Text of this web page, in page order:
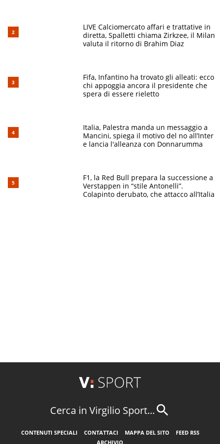
LIVE Calciomercato affari e trattative in
diretta, Spalletti chiama Zirkzee, il Milan
valuta il ritorno di Brahim Diaz
Fifa, Infantino ha trovato gli alleati: ecco
chi appoggia ancora il presidente che
spera di essere rieletto
Italia, Palestra manda un messaggio a
Mancini, spiega il motivo del no all’Inter
e lancia l'alleanza con Donnarumma
F1, la Red Bull prepara la successione a
Verstappen in “stile Antonelli”.
Colapinto derubato, che attacco all’Italia
Cerca in Virgilio Sport...
CONTENUTI SPECIALI CONTATTACI MAPPA DEL SITO
FEED RSS
ARCHIVIO